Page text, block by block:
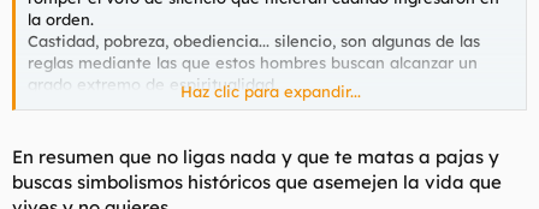
la orden.
Castidad, pobreza, obediencia... silencio, son algunas de las
reglas mediante las que estos hombres buscan alcanzar un
grado extremo de espiritualidad.
cartujos que pude visitar en diferentes ocasiones (a las
mujeres no las dejaban entrar, y el día que la reina Mª Cristina
lo hizo, al poco de salir los monjes arrancaron todas las losas
Haz clic para expandir...
En resumen que no ligas nada y que te matas a pajas y
buscas simbolismos históricos que asemejen la vida que